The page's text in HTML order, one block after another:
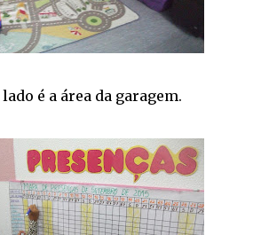
é a área da garagem.